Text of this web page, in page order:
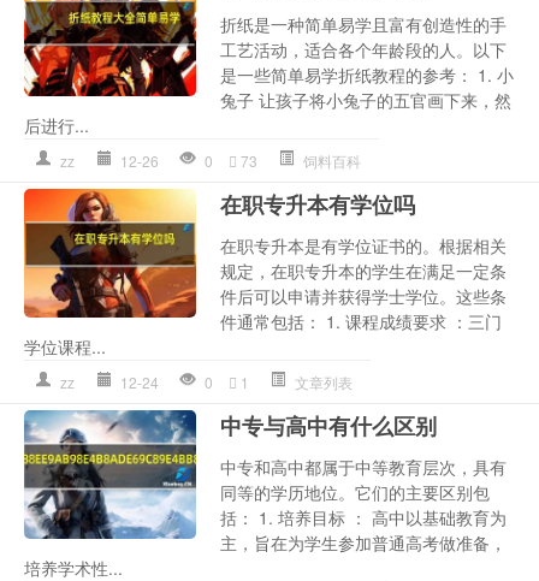
折纸是一种简单易学且富有创造性的手
工艺活动，适合各个年龄段的人。以下
是一些简单易学折纸教程的参考： 1. 小
兔子 让孩子将小兔子的五官画下来，然
后进行...
zz 12-26 0 73 饲料百科
在职专升本有学位吗
在职专升本是有学位证书的。根据相关
规定，在职专升本的学生在满足一定条
件后可以申请并获得学士学位。这些条
件通常包括： 1. 课程成绩要求 ：三门
学位课程...
zz 12-24 0 1 文章列表
中专与高中有什么区别
中专和高中都属于中等教育层次，具有
同等的学历地位。它们的主要区别包
括： 1. 培养目标 ： 高中以基础教育为
主，旨在为学生参加普通高考做准备，
培养学术性...